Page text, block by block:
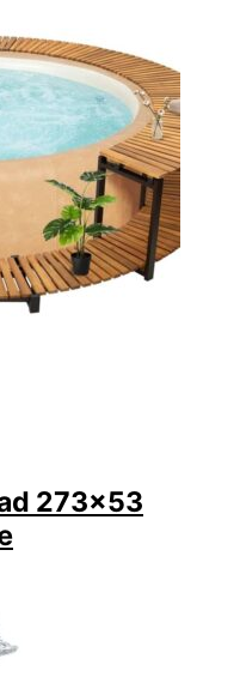
273×53